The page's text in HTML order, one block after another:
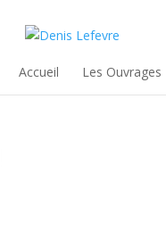
Accueil Les Ouvrages